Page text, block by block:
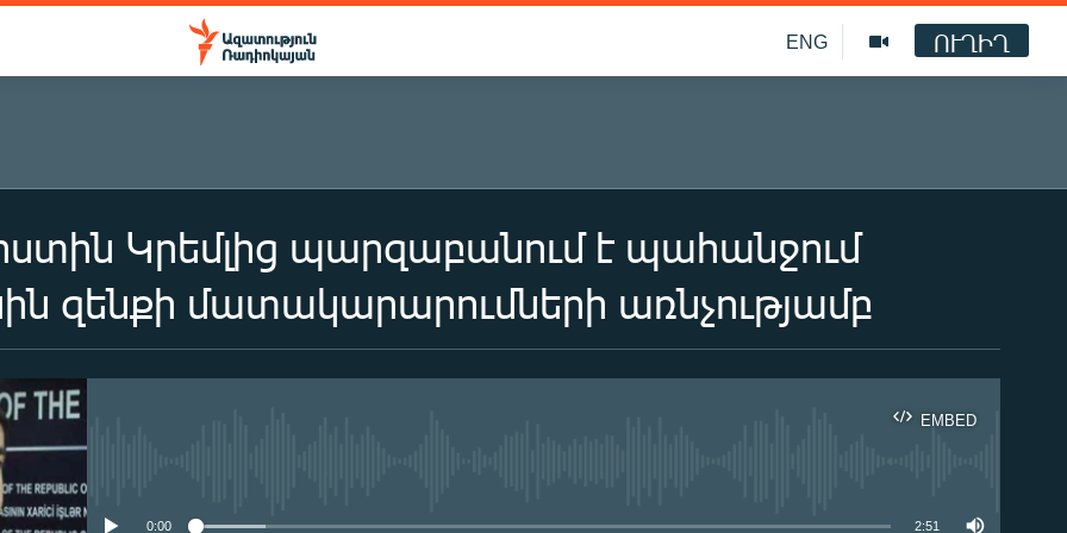
ENG ՈՒՂԻՂ
Կրեմլից պարզաբանում է պահանջում
զենքի մատակարարումների առնչությամբ
EMBED
0:00 2:51